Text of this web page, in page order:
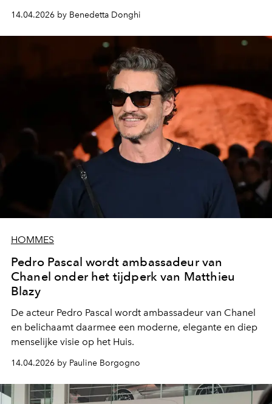
Zonnekoning tot hedendaagse rode lopers herdefinieert
ze een bewuste, onbevreesde mannelijkheid.
14.04.2026 by Benedetta Donghi
HOMMES
Pedro Pascal wordt ambassadeur van
Chanel onder het tijdperk van Matthieu
Blazy
De acteur Pedro Pascal wordt ambassadeur van Chanel
en belichaamt daarmee een moderne, elegante en diep
menselijke visie op het Huis.
14.04.2026 by Pauline Borgogno